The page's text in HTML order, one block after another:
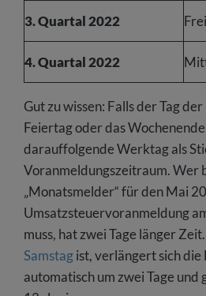
3. Quartal 2022
4. Quartal 2022
Gut zu wissen: Falls der Tag
Feiertag oder das
darauffolgende Werktag als
Voranmeldungszeitraum. Wer
„Monatsmelder“ für den Mai
Umsatzsteuervoranmeldung
muss, hat zwei Tage länger
Samstagist, verlängert sich
automatisch um zwei Tage und